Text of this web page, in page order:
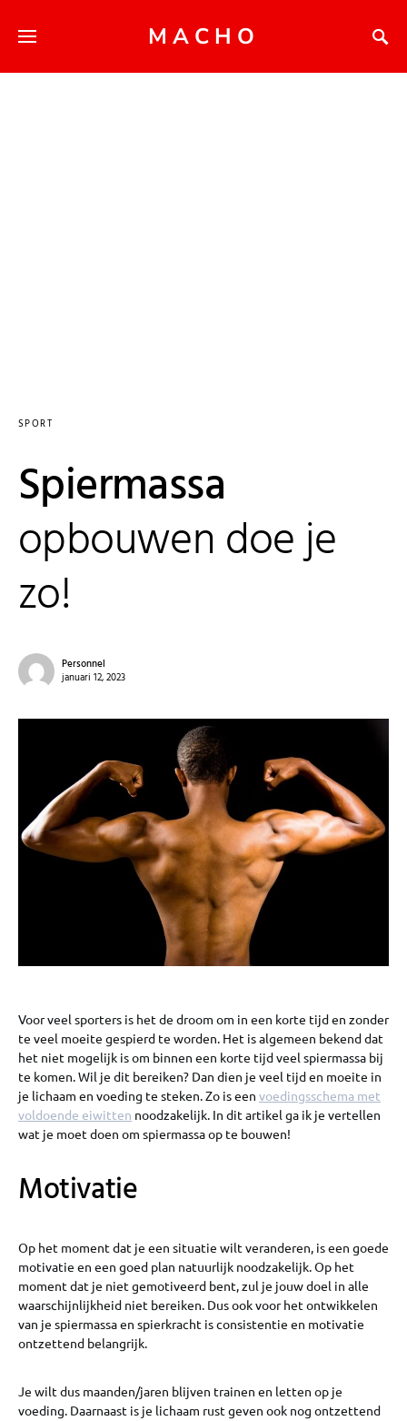
MACHO
SPORT
Spiermassa
opbouwen doe je
zo!
Personnel
januari 12, 2023
Voor veel sporters is het de droom om in een korte tijd en zonder
te veel moeite gespierd te worden. Het is algemeen bekend dat
het niet mogelijk is om binnen een korte tijd veel spiermassa bij
te komen. Wil je dit bereiken? Dan dien je veel tijd en moeite in
je lichaam en voeding te steken. Zo is een voedingsschema met
voldoende eiwitten noodzakelijk. In dit artikel ga ik je vertellen
wat je moet doen om spiermassa op te bouwen!
Motivatie
Op het moment dat je een situatie wilt veranderen, is een goede
motivatie en een goed plan natuurlijk noodzakelijk. Op het
moment dat je niet gemotiveerd bent, zul je jouw doel in alle
waarschijnlijkheid niet bereiken. Dus ook voor het ontwikkelen
van je spiermassa en spierkracht is consistentie en motivatie
ontzettend belangrijk.
Je wilt dus maanden/jaren blijven trainen en letten op je
voeding. Daarnaast is je lichaam rust geven ook nog ontzettend